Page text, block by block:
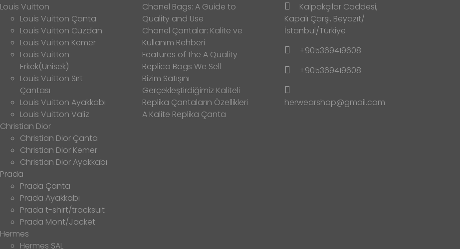
Louis Vuitton
Louis Vuitton Çanta
Louis Vuitton Cüzdan
Louis Vuitton Kemer
Louis Vuitton
Erkek(Unisek)
Louis Vuitton Sırt
Çantası
Louis Vuitton Ayakkabı
Louis Vuitton Valiz
Christian Dior
Christian Dior Çanta
Christian Dior Kemer
Christian Dior Ayakkabı
Prada
Prada Çanta
Prada Ayakkabı
Prada t-shirt/tracksuit
Prada Mont/Jacket
Hermes
Hermes ŞAL
Chanel Bags: A Guide to
Quality and Use
Chanel Çantalar: Kalite ve
Kullanım Rehberi
Features of the A Quality
Replica Bags We Sell
Bizim Satışını
Gerçekleştirdiğimiz Kaliteli
Replika Çantaların Özellikleri
A Kalite Replika Çanta
Kalpakçılar Caddesi,
Kapalı Çarşı, Beyazıt/
İstanbul/Türkiye
+905369419608
+905369419608
herwearshop@gmail.com